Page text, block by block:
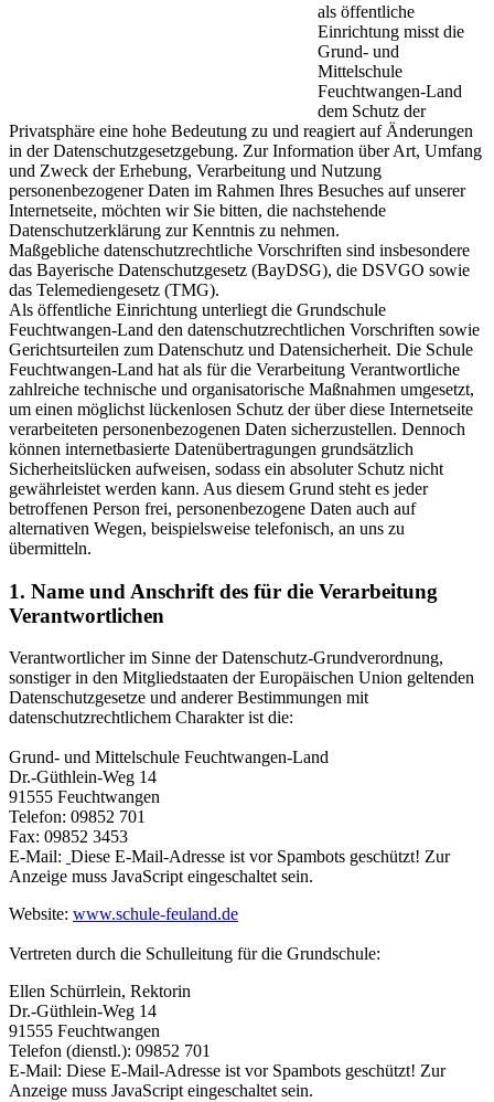
als öffentliche
Einrichtung misst die
Grund- und
Mittelschule
Feuchtwangen-Land
dem Schutz der
Privatsphäre eine hohe Bedeutung zu und reagiert auf Änderungen
in der Datenschutzgesetzgebung. Zur Information über Art, Umfang
und Zweck der Erhebung, Verarbeitung und Nutzung
personenbezogener Daten im Rahmen Ihres Besuches auf unserer
Internetseite, möchten wir Sie bitten, die nachstehende
Datenschutzerklärung zur Kenntnis zu nehmen.
Maßgebliche datenschutzrechtliche Vorschriften sind insbesondere
das Bayerische Datenschutzgesetz (BayDSG), die DSVGO sowie
das Telemediengesetz (TMG).
Als öffentliche Einrichtung unterliegt die Grundschule
Feuchtwangen-Land den datenschutzrechtlichen Vorschriften sowie
Gerichtsurteilen zum Datenschutz und Datensicherheit. Die Schule
Feuchtwangen-Land hat als für die Verarbeitung Verantwortliche
zahlreiche technische und organisatorische Maßnahmen umgesetzt,
um einen möglichst lückenlosen Schutz der über diese Internetseite
verarbeiteten personenbezogenen Daten sicherzustellen. Dennoch
können internetbasierte Datenübertragungen grundsätzlich
Sicherheitslücken aufweisen, sodass ein absoluter Schutz nicht
gewährleistet werden kann. Aus diesem Grund steht es jeder
betroffenen Person frei, personenbezogene Daten auch auf
alternativen Wegen, beispielsweise telefonisch, an uns zu
übermitteln.
1. Name und Anschrift des für die Verarbeitung
Verantwortlichen
Verantwortlicher im Sinne der Datenschutz-Grundverordnung,
sonstiger in den Mitgliedstaaten der Europäischen Union geltenden
Datenschutzgesetze und anderer Bestimmungen mit
datenschutzrechtlichem Charakter ist die:
Grund- und Mittelschule Feuchtwangen-Land
Dr.-Güthlein-Weg 14
91555 Feuchtwangen
Telefon: 09852 701
Fax: 09852 3453
E-Mail: Diese E-Mail-Adresse ist vor Spambots geschützt! Zur
Anzeige muss JavaScript eingeschaltet sein.
Website: www.schule-feuland.de
Vertreten durch die Schulleitung für die Grundschule:
Ellen Schürrlein, Rektorin
Dr.-Güthlein-Weg 14
91555 Feuchtwangen
Telefon (dienstl.): 09852 701
E-Mail: Diese E-Mail-Adresse ist vor Spambots geschützt! Zur
Anzeige muss JavaScript eingeschaltet sein.